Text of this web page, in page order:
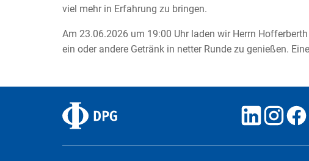
viel mehr in Erfahrung zu bringen.
Am 23.06.2026 um 19:00 Uhr laden wir Herrn
ein oder andere Getränk in netter Runde zu genießen.